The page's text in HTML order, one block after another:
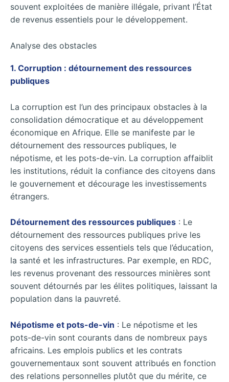
souvent exploitées de manière illégale, privant l’État
de revenus essentiels pour le développement.
Analyse des obstacles
1. Corruption : détournement des ressources
publiques
La corruption est l’un des principaux obstacles à la
consolidation démocratique et au développement
économique en Afrique. Elle se manifeste par le
détournement des ressources publiques, le
népotisme, et les pots-de-vin. La corruption affaiblit
les institutions, réduit la confiance des citoyens dans
le gouvernement et décourage les investissements
étrangers.
Détournement des ressources publiques : Le
détournement des ressources publiques prive les
citoyens des services essentiels tels que l’éducation,
la santé et les infrastructures. Par exemple, en RDC,
les revenus provenant des ressources minières sont
souvent détournés par les élites politiques, laissant la
population dans la pauvreté.
Népotisme et pots-de-vin : Le népotisme et les
pots-de-vin sont courants dans de nombreux pays
africains. Les emplois publics et les contrats
gouvernementaux sont souvent attribués en fonction
des relations personnelles plutôt que du mérite, ce